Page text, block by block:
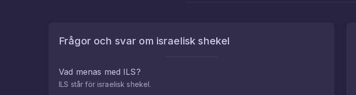
Frågor och svar om israelisk shekel
Vad menas med ILS?
ILS står för israelisk shekel.